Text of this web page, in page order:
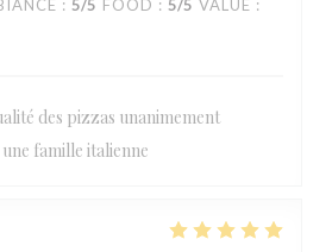
: 5/5 FOOD : 5/5 VALUE :
des pizzas unanimement
famille italienne